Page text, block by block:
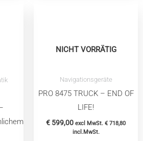
NICHT VORRÄTIG
Navigationsgeräte
PRO 8475 TRUCK – END OF
LIFE!
€ 599,00 excl MwSt. € 718,80
incl.MwSt.